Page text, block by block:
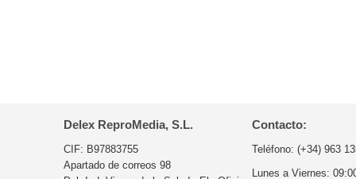
Delex ReproMedia, S.L.
CIF: B97883755
Apartado de correos 98
Contacto:
Teléfono: (+34) 963
Lunes a Viernes: